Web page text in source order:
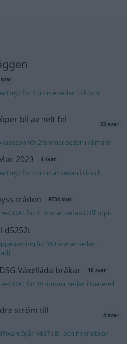
svar
för 1 timme sedan i El- och
bil av helt fel
33 svar
för 2 timmar sedan iAllmänt
2023 4 svar
för 3 timmar sedan i El- och
tråden 9734 svar
GOAT för 5 timmar sedan i Off topic
d5252t
för 15 timmar sedan i
Växellåda bråkar 10 svar
GOAT för 19 timmar sedan i Generell
ström till
4 svar
Igår 14:37 i El- och hybridbilar